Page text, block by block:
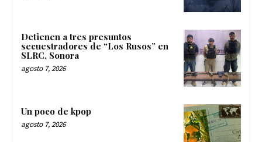
Detienen a tres presuntos
secuestradores de “Los Rusos” en
SLRC, Sonora
agosto 7, 2026
Un poco de kpop
agosto 7, 2026